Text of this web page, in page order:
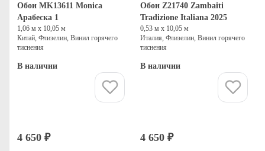
Обои MK13611 Monica
Арабеска 1
1,06 м х 10,05 м
Китай, Флизелин, Винил горячего
тиснения
В наличии
Обои Z21740 Zambaiti
Tradizione Italiana 2025
0,53 м х 10,05 м
Италия, Флизелин, Винил горячего
тиснения
В наличии
4 650 ₽ 4 650 ₽